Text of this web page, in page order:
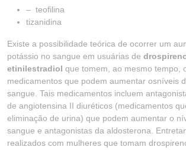
– teofilina
tizanidina
Existe a possibilidade teórica de ocorrer um
potássio no sangue em usuárias de
etinilestradiol que tomem, ao mesmo tempo,
medicamentos que podem aumentar osníveis
sangue. Tais medicamentos incluem
de angiotensina II diuréticos (medicamentos
eliminação de urina) que podem aumentar o
sangue e antagonistas da aldosterona.
realizados com mulheres que tomam